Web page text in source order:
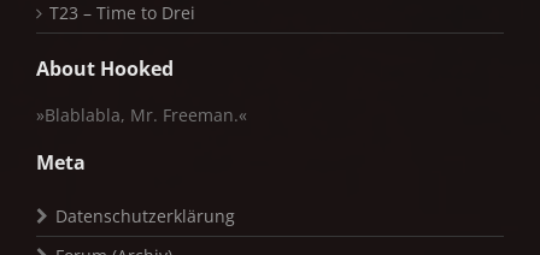
T23 – Time to Drei
About Hooked
»Blablabla, Mr. Freeman.«
Meta
Datenschutzerklärung